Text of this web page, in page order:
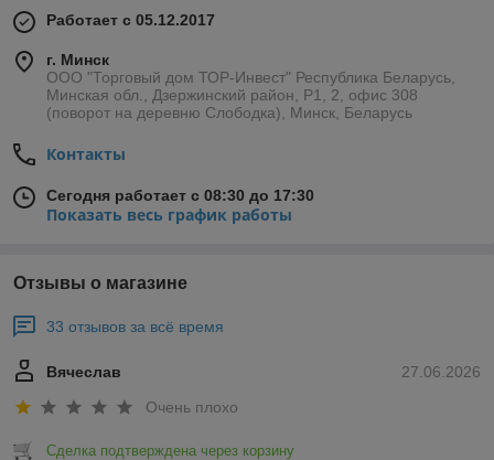
Работает с 05.12.2017
г. Минск
ООО "Торговый дом ТОР-Инвест" Республика Беларусь,
Минская обл., Дзержинский район, Р1, 2, офис 308
(поворот на деревню Слободка), Минск, Беларусь
Контакты
Сегодня работает с 08:30 до 17:30
Показать весь график работы
Отзывы о магазине
33 отзывов за всё время
27.06.2026
Вячеслав
Очень плохо
Сделка подтверждена через корзину